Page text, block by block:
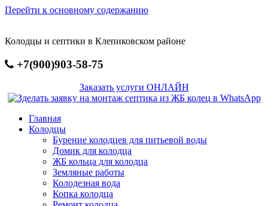
Перейти к основному содержанию
Колодцы и септики в Клепиковском районе
+7(900)903-58-75
Заказать услуги ОНЛАЙН
Главная
Колодцы
Бурение колодцев для питьевой воды
Домик для колодца
ЖБ кольца для колодца
Земляные работы
Колодезная вода
Копка колодца